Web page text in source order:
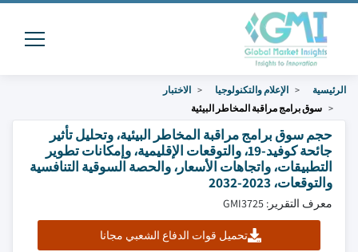
الرئيسية الإعلام والتكنولوجيا
الاختبار
سوق برامج مراقبة المخاطر البيئية
حجم سوق برامج مراقبة المخاطر البيئية، وتحليل تأثير
جائحة كوفيد-19، والتوقعات الإقليمية، وإمكانات تطوير
التطبيقات، واتجاهات الأسعار، والحصة السوقية التنافسية
والتوقعات، 2023-2032
معرف التقرير: GMI3725
تحميل قوات الدفاع الشعبي مجانا